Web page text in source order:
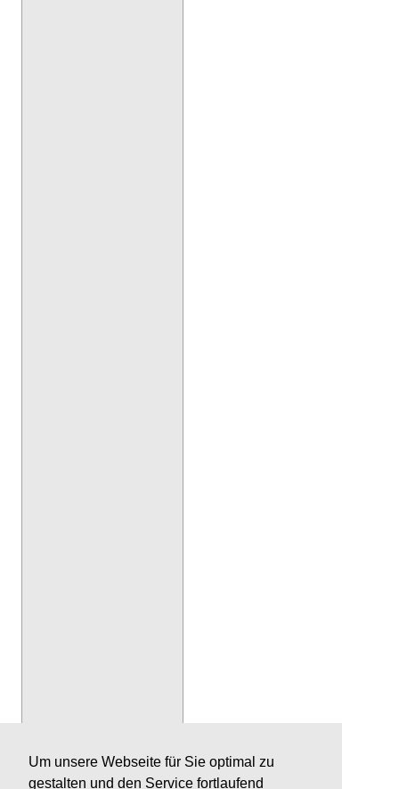
Um unsere Webseite für Sie optimal zu
gestalten und den Service fortlaufend